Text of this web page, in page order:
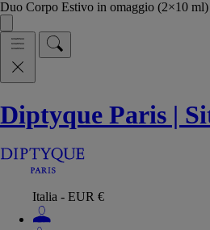
Duo Corpo Estivo in omaggio (2×10
Diptyque Paris |
Italia - EUR €